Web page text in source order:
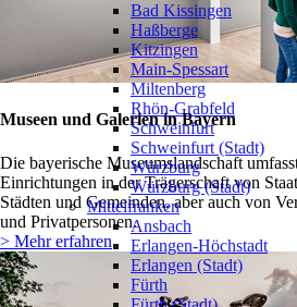
Museen und Galerien in Bayern
Die bayerische Museumslandschaft
Einrichtungen in der Trägerschaft von
Städten und Gemeinden, aber auch von
und Privatpersonen.
> Mehr erfahren
Bad Kissingen
Haßberge
Kitzingen
Main-Spessart
Miltenberg
Rhön-Grabfeld
Schweinfurt
Schweinfurt (Stadt)
Würzburg
Würzburg (Stadt)
Mittelfranken
Ansbach
Erlangen-Höchstadt
Erlangen (Stadt)
Fürth